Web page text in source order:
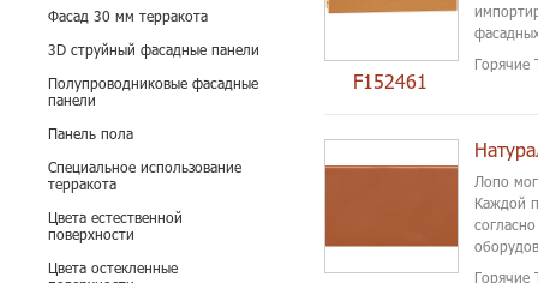
Фасад 30 мм терракота
3D струйный фасадные панели
Полупроводниковые фасадные
панели
Панель пола
Специальное использование
терракота
Цвета естественной
поверхности
Цвета остекленные
F152461
Горячие
Лопо
Каждой
Горячие